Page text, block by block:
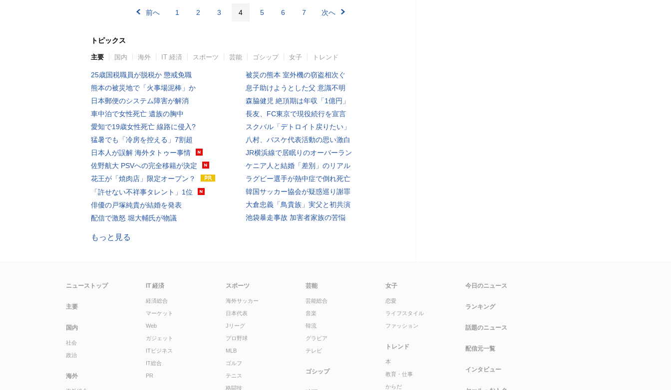
前へ 1 2 3 4 5 6 7 次へ
トピックス
主要 国内 海外 IT 経済 スポーツ 芸能 ゴシップ 女子 トレンド
25歳国税職員が脱税か 懲戒免職
熊本の被災地で「火事場泥棒」か
日本郵便のシステム障害が解消
車中泊で女性死亡 遺族の胸中
愛知で19歳女性死亡 線路に侵入?
猛暑でも「冷房を控える」7割超
日本人が誤解 海外タトゥー事情
佐野航大 PSVへの完全移籍が決定
花王が「焼肉店」限定オープン？
「許せない不祥事タレント」1位
俳優の戸塚純貴が結婚を発表
配信で激怒 堀大輔氏が物議
被災の熊本 室外機の窃盗相次ぐ
息子助けようとした父 意識不明
森脇健児 絶頂期は年収「1億円」
長友、FC東京で現役続行を宣言
スクバル「デトロイト戻りたい」
八村、バスケ代表活動の思い激白
JR横浜線で居眠りのオーバーラン
ケニア人と結婚「差別」のリアル
ラグビー選手が熱中症で倒れ死亡
韓国サッカー協会が疑惑巡り謝罪
大倉忠義「鳥貴族」実父と初共演
池袋暴走事故 加害者家族の苦悩
もっと見る
ニューストップ
主要
国内
社会
政治
海外
IT 経済
経済総合
マーケット
Web
ガジェット
ITビジネス
IT総合
PR
スポーツ
海外サッカー
日本代表
Jリーグ
プロ野球
MLB
ゴルフ
テニス
格闘技
芸能
芸能総合
音楽
韓流
グラビア
テレビ
ゴシップ
女子
恋愛
ライフスタイル
ファッション
トレンド
本
教育・仕事
からだ
今日のニュース
ランキング
話題のニュース
配信元一覧
インタビュー